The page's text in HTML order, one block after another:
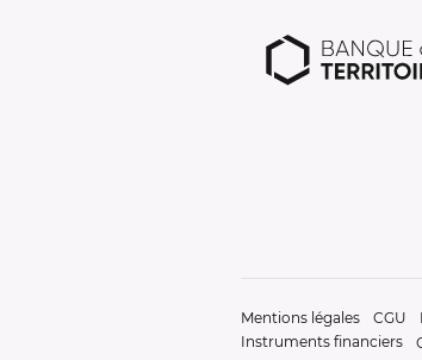
Mentions légales CGU
Instruments financiers